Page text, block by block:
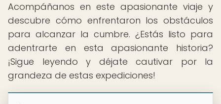
Acompáñanos en este apasionante viaje y
descubre cómo enfrentaron los obstáculos
para alcanzar la cumbre. ¿Estás listo para
adentrarte en esta apasionante historia?
¡Sigue leyendo y déjate cautivar por la
grandeza de estas expediciones!